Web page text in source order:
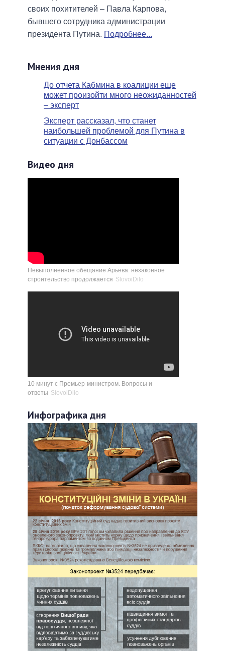
своих похитителей – Павла Карпова,
бывшего сотрудника администрации
президента Путина. Подробнее...
Мнения дня
До отчета Кабмина в коалиции еще
может произойти много неожиданностей
– эксперт
Эксперт рассказал, что станет
наибольшей проблемой для Путина в
ситуации с Донбассом
Видео дня
Невыполненное обещание Арьева: незаконное
строительство продолжается SlovoiDilo
10 минут с Премьер-министром. Вопросы и
ответы SlovoiDilo
Инфографика дня